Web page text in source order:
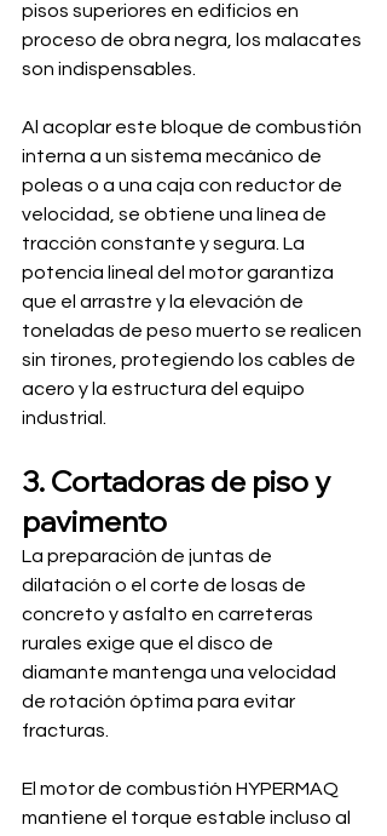
pisos superiores en edificios en
proceso de obra negra, los malacates
son indispensables.
Al acoplar este bloque de combustión
interna a un sistema mecánico de
poleas o a una caja con reductor de
velocidad, se obtiene una línea de
tracción constante y segura. La
potencia lineal del motor garantiza
que el arrastre y la elevación de
toneladas de peso muerto se realicen
sin tirones, protegiendo los cables de
acero y la estructura del equipo
industrial.
3. Cortadoras de piso y
pavimento
La preparación de juntas de
dilatación o el corte de losas de
concreto y asfalto en carreteras
rurales exige que el disco de
diamante mantenga una velocidad
de rotación óptima para evitar
fracturas.
El motor de combustión HYPERMAQ
mantiene el torque estable incluso al